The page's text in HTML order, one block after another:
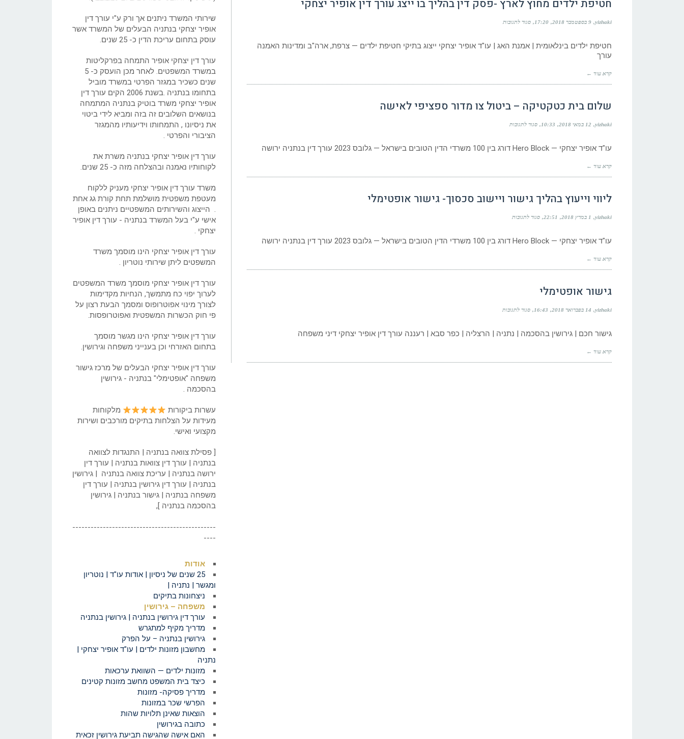
בהליך
ונוטריון
חטיפת ילדים מחוץ לארץ -פסק דין בהליך בו ייצג עורך דין אופיר יצחקי
yizhaki 9 בספטמבר 2018 17:20 סגור לתגובות
מחוץ
עורך
חטיפת ילדים בינלאומית | אמנת האג | עו"ד אופיר יצחקי ייצוג בתיקי חטיפת ילדים — צרפת, ארה"ב ומדינות האמנה
עורך
קרא עוד ←
שלום בית כטקטיקה – ביטול צו מדור ספציפי לאישה
yizhaki 12 במאי 2018 10:33 סגור לתגובות
כטקטיקה
מדור
עו"ד אופיר יצחקי — Hero Block דורג בין 100 משרדי הדין הטובים בישראל — גלובס 2023 עורך דין בנתניה ירושה
קרא עוד ←
ליווי וייעוץ בהליך גישור ויישוב סכסוך- גישור אופטימלי
yizhaki 1 במרץ 2018 22:51 סגור לתגובות
בהליך
גישור
עו"ד אופיר יצחקי — Hero Block דורג בין 100 משרדי הדין הטובים בישראל — גלובס 2023 עורך דין בנתניה ירושה
קרא עוד ←
גישור אופטימלי
yizhaki 14 בפברואר 2018 16:43 סגור לתגובות
גישור חכם | גירושין בהסכמה | נתניה | הרצליה | כפר סבא | רעננה עורך דין אופיר יצחקי דיני משפחה
קרא עוד ←
שירותי המשרד ניתנים אך ורק ע"י עורך דין
אופיר יצחקי בנתניה הבעלים של המשרד אשר
עוסק בתחום עריכת הדין כ- 25 שנים.
עורך דין יצחקי אופיר התמחה בפרקליטות
במשרד המשפטים. לאחר מכן הועסק כ- 5
שנים כשכיר במגזר הפרטי במשרד מוביל
בתחומו בנתניה .בשנת 2006 הקים עורך דין
אופיר יצחקי משרד בוטיק בנתניה המתמחה
בנושאים השלובים זה בזה ומביא לידי ביטוי
את ניסיונו , התמחותו וידיעותיו מהמגזר
הציבורי והפרטי .
עורך דין אופיר יצחקי בנתניה משרת את
לקוחותיו נאמנה ובהצלחה מזה כ- 25 שנים.
משרד עורך דין אופיר יצחקי מעניק ללקוח
מעטפת משפטית מושלמת תחת קורת גג אחת
. הייצוג והשירותים המשפטיים ניתנים באופן
אישי ע"י בעל המשרד בנתניה - עורך דין אופיר
יצחקי .
עורך דין אופיר יצחקי הינו מוסמך משרד
המשפטים ליתן שירותי נוטריון .
עורך דין אופיר יצחקי מוסמך משרד המשפטים
לערוך יפוי כח מתמשך, הנחיות מקדימות
לצורך מינוי אפוטרופוס ומסמך הבעת רצון על
פי חוק הכשרות המשפטית ואפוטרופסות.
עורך דין אופיר יצחקי הינו מגשר מוסמך
בתחום האזרחי וכן בענייני משפחה וגירושין.
עורך דין אופיר יצחקי הבעלים של מרכז גישור
משפחה "אופטימלי" בנתניה - גירושין
בהסכמה .
עשרות ביקורות
מלקוחות
מעידות על הצלחות בתיקים מורכבים ושירות
מקצועי ואישי.
[ פסילת צוואה בנתניה | התנגדות לצוואה
בנתניה | עורך דין צוואות בנתניה | עורך דין
ירושה בנתניה | עריכת צוואה בנתניה | גירושין
בנתניה | עורך דין גירושין בנתניה | עורך דין
משפחה בנתניה | גישור בנתניה | גירושין
בהסכמה בנתניה ],
-----------------------------------------------
----
אודות
25 שנים של ניסיון | אודות עו"ד | נוטריון
ומגשר | נתניה |
ניצחונות בתיקים
משפחה – גירושין
עורך דין גירושין בנתניה | גירושין בנתניה
מדריך מקיף למתגרש
גירושין בנתניה – על הפרק
מחשבון מזונות ילדים | עו"ד אופיר יצחקי |
נתניה
מזונות ילדים — השוואת ערכאות
כיצד בית המשפט מחשב מזונות קטינים
מדריך פסיקה- מזונות
הפרשי שכר במזונות
הוצאות שאינן תלויות שהות
כתובה בגירושין
האם אישה שהגישה תביעת גירושין זכאית